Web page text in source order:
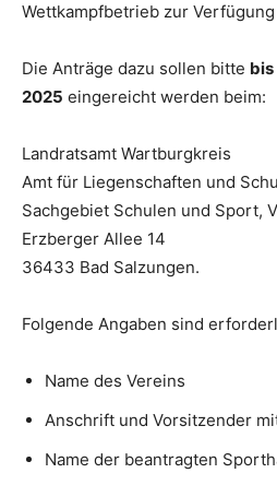
Wettkampfbetrieb zur
Die Anträge dazu sollen bitte bis
2025 eingereicht werden beim:
Landratsamt Wartburgkreis
Amt für Liegenschaften und
Sachgebiet Schulen und Sport,
Erzberger Allee 14
36433 Bad Salzungen.
Folgende Angaben sind
Name des Vereins
Anschrift und Vorsitzender
Name der beantragten